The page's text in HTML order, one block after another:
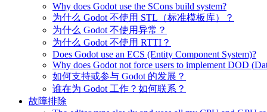
Why does Godot use the SCons build system?
为什么 Godot 不使用 STL（标准模板库）？
为什么 Godot 不使用异常？
为什么 Godot 不使用 RTTI？
Does Godot use an ECS (Entity Component System)?
Why does Godot not force users to implement DOD
如何支持或参与 Godot 的发展？
谁在为 Godot 工作？如何联系？
故障排除